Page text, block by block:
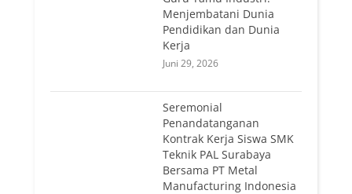
Menjembatani Dunia
Pendidikan dan Dunia
Kerja
Juni 29, 2026
Seremonial
Penandatanganan
Kontrak Kerja Siswa SMK
Teknik PAL Surabaya
Bersama PT Metal
Manufacturing Indonesia